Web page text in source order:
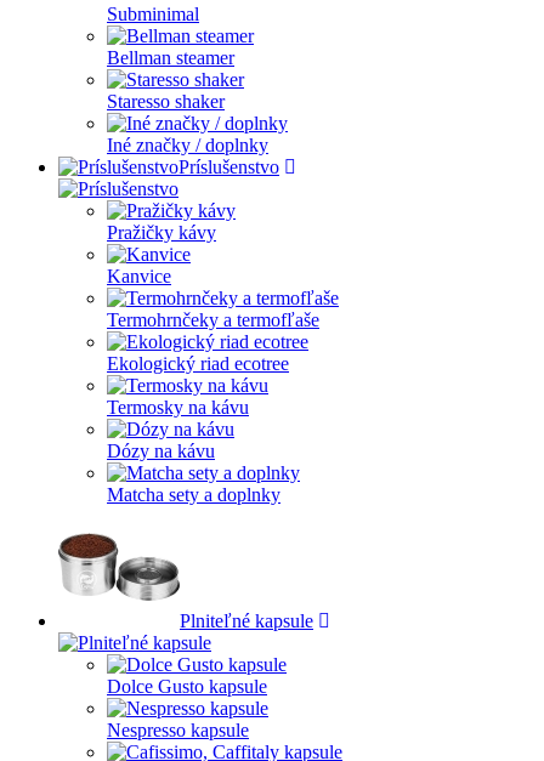
Subminimal
Bellman steamer
Staresso shaker
Iné značky / doplnky
Príslušenstvo
Pražičky kávy
Kanvice
Termohrnčeky a termofľaše
Ekologický riad ecotree
Termosky na kávu
Dózy na kávu
Matcha sety a doplnky
Plniteľné kapsule
Dolce Gusto kapsule
Nespresso kapsule